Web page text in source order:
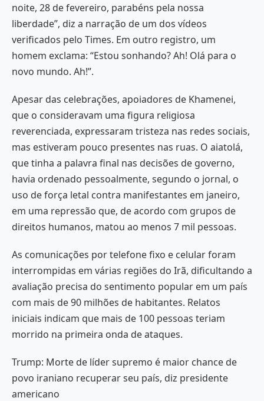
noite, 28 de fevereiro, parabéns pela nossa
liberdade”, diz a narração de um dos vídeos
verificados pelo Times. Em outro registro, um
homem exclama: “Estou sonhando? Ah! Olá para o
novo mundo. Ah!”.
Apesar das celebrações, apoiadores de Khamenei,
que o consideravam uma figura religiosa
reverenciada, expressaram tristeza nas redes sociais,
mas estiveram pouco presentes nas ruas. O aiatolá,
que tinha a palavra final nas decisões de governo,
havia ordenado pessoalmente, segundo o jornal, o
uso de força letal contra manifestantes em janeiro,
em uma repressão que, de acordo com grupos de
direitos humanos, matou ao menos 7 mil pessoas.
As comunicações por telefone fixo e celular foram
interrompidas em várias regiões do Irã, dificultando a
avaliação precisa do sentimento popular em um país
com mais de 90 milhões de habitantes. Relatos
iniciais indicam que mais de 100 pessoas teriam
morrido na primeira onda de ataques.
Trump: Morte de líder supremo é maior chance de
povo iraniano recuperar seu país, diz presidente
americano